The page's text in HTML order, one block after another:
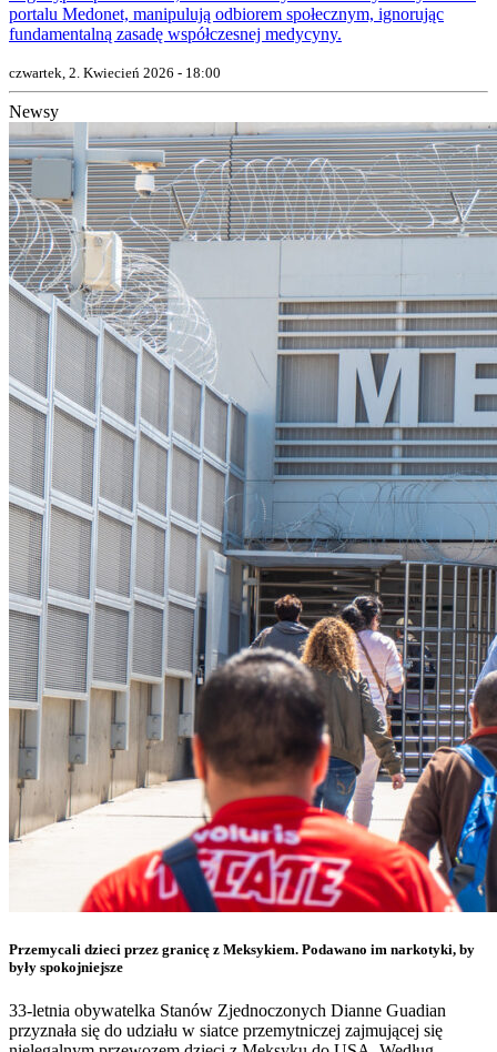
portalu Medonet, manipulują odbiorem społecznym, ignorując
fundamentalną zasadę współczesnej medycyny.
czwartek, 2. Kwiecień 2026 - 18:00
Newsy
Przemycali dzieci przez granicę z Meksykiem. Podawano im narkotyki, by
były spokojniejsze
33-letnia obywatelka Stanów Zjednoczonych Dianne Guadian
przyznała się do udziału w siatce przemytniczej zajmującej się